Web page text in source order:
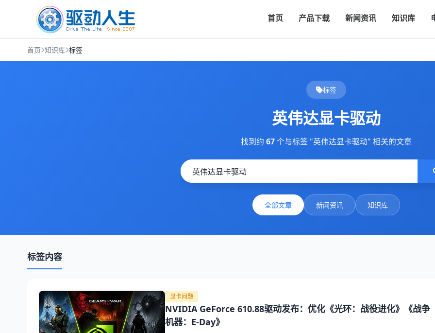
首页 产品下载 新闻资讯 知识库
首页 知识库 标签
标签
英伟达显卡驱动
找到约 67个与标签 "英伟达显卡驱动" 相关的文章
全部文章 新闻资讯 知识库
标签内容
显卡问题
NVIDIA GeForce 610.88驱动发布：优化《光环：战役进化》《战争
机器：E-Day》